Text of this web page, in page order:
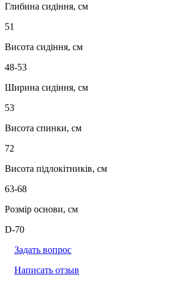
Глибина сидіння, см
51
Висота сидіння, см
48-53
Ширина сидіння, см
53
Висота спинки, см
72
Висота підлокітників, см
63-68
Розмір основи, см
D-70
Задать вопрос
Написать отзыв